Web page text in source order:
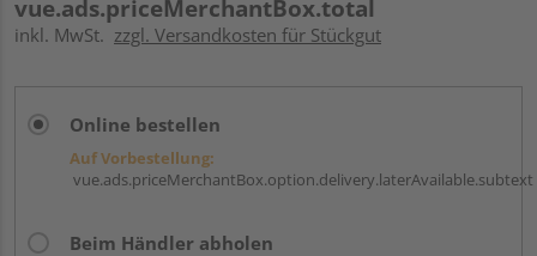
vue.ads.priceMerchantBox.total
inkl. MwSt. zzgl. Versandkosten für Stückgut
Online bestellen
Auf Vorbestellung:
vue.ads.priceMerchantBox.option.delivery.laterAvailable.subtext
Beim Händler abholen